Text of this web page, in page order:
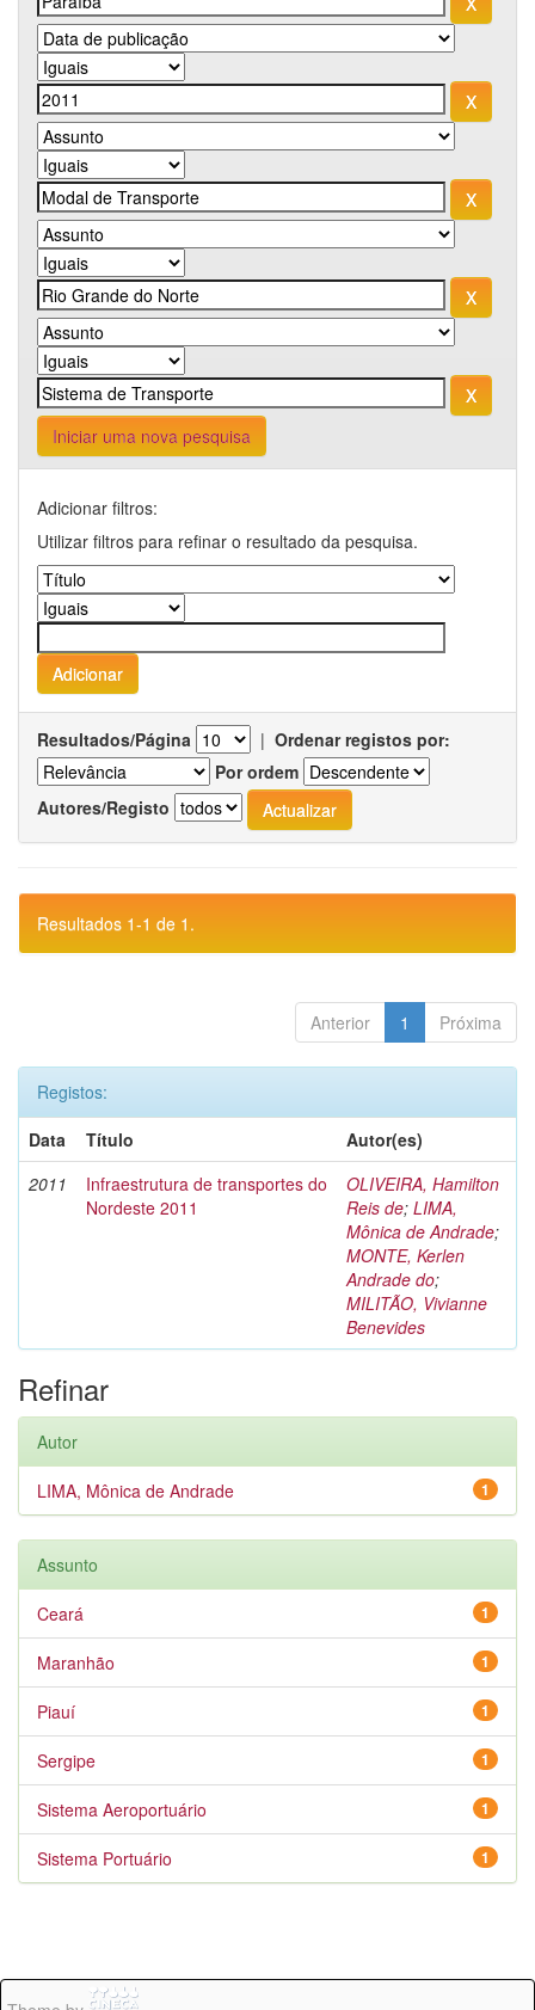
Iniciar uma nova pesquisa
Adicionar filtros:
Utilizar filtros para refinar o resultado da pesquisa.
Resultados/Página | Ordenar registos por:
Por ordem
Autores/Registo
Resultados 1-1 de 1.
Anterior 1 Próxima
Registos:
Data
Título
Autor(es)
2011
Infraestrutura de transportes do
Nordeste 2011
OLIVEIRA, Hamilton
Reis de; LIMA,
Mônica de Andrade;
MONTE, Kerlen
Andrade do;
MILITÃO, Vivianne
Benevides
Refinar
Autor
1
LIMA, Mônica de Andrade
Assunto
1
Ceará
1
Maranhão
1
Piauí
1
Sergipe
1
Sistema Aeroportuário
1
Sistema Portuário